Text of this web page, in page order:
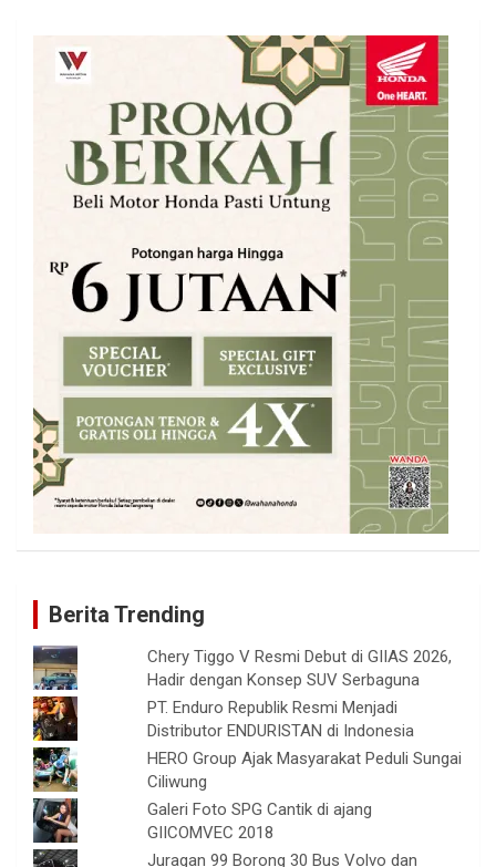
Berita Trending
Chery Tiggo V Resmi Debut di GIIAS 2026,
Hadir dengan Konsep SUV Serbaguna
PT. Enduro Republik Resmi Menjadi
Distributor ENDURISTAN di Indonesia
HERO Group Ajak Masyarakat Peduli Sungai
Ciliwung
Galeri Foto SPG Cantik di ajang
GIICOMVEC 2018
Juragan 99 Borong 30 Bus Volvo dan